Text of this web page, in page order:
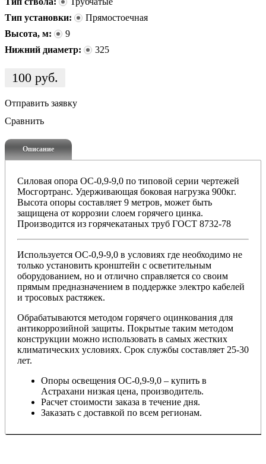
Тип установки:
Прямостоечная
Высота, м:
9
Нижний диаметр:
325
100 руб.
Отправить заявку
Сравнить
Описание
Силовая опора ОС-0,9-9,0 по типовой серии чертежей
Мосгортранс. Удерживающая боковая нагрузка 900кг.
Высота опоры составляет 9 метров, может быть
защищена от коррозии слоем горячего цинка.
Производится из горячекатаных труб ГОСТ 8732-78
Используется ОС-0,9-9,0 в условиях где необходимо не
только установить кронштейн с осветительным
оборудованием, но и отлично справляется со своим
прямым предназначением в поддержке электро кабелей
и тросовых растяжек.
Обрабатываются методом горячего оцинкования для
антикоррозийной защиты. Покрытые таким методом
конструкции можно использовать в самых жестких
климатических условиях. Срок службы составляет 25-30
лет.
Опоры освещения ОС-0,9-9,0 – купить в
Астрахани низкая цена, производитель.
Расчет стоимости заказа в течение дня.
Заказать с доставкой по всем регионам.